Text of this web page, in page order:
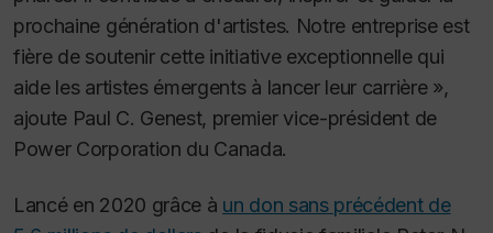
prochaine génération d'artistes. Notre entreprise est
fière de soutenir cette initiative exceptionnelle qui
aide les artistes émergents à lancer leur carrière »,
ajoute Paul C. Genest, premier vice-président de
Power Corporation du Canada.
Lancé en 2020 grâce à un don sans précédent de